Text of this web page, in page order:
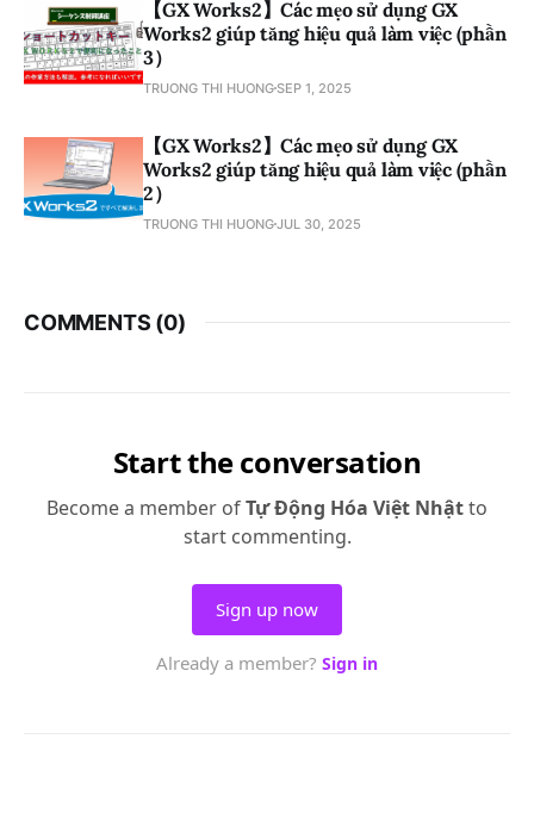
【GX Works2】Các mẹo sử dụng GX
Works2 giúp tăng hiệu quả làm việc (phần
3）
TRUONG THI HUONGSEP 1, 2025
【GX Works2】Các mẹo sử dụng GX
Works2 giúp tăng hiệu quả làm việc (phần
2）
TRUONG THI HUONGJUL 30, 2025
COMMENTS (0)